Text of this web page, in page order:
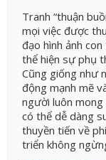
Tranh “thuận
mọi việc được
đạo hình ảnh
thể hiện sự phụ
Cũng giống như
động mạnh mẽ
người luôn
có thể dễ dàng
thuyền tiến về
triển không